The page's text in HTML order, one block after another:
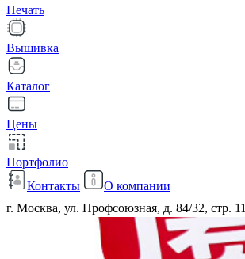
Печать
Вышивка
Каталог
Цены
Портфолио
Контакты
О компании
г. Москва, ул. Профсоюзная, д. 84/32, стр. 11